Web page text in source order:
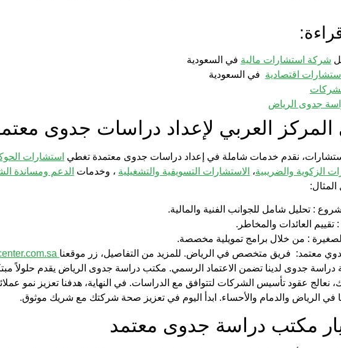
شركة استشارات مالية في السعودية
استشارات اقتصادية في السعودية
جدوى الرياض
المركز العربي لإعداد دراسات جدوى
، نقدم خدمات شاملة في إعداد دراسات جدوى معتمدة تغطي استشارات
الزكوية والضريبية، الاستشارات التسويقية والتشغيلية ، وخدمات الدعم ومساندة
: تحليل شامل للجوانب الفنية والمالية.
: تقييم العائدات والمخاطر.
: من خلال برامج تمويلية مخصصة.
معتمد: فريق متخصص في الرياض. للمزيد من التفاصيل، زر موقعنا
دراسة جدوى لدينا تضمن الاعتماد الرسمي. مكتب دراسة جدوى الرياض يقدم حلولاً
نعالج عقود تأسيس الشركات لتتوافق مع الدراسات. في النهاية، هدفنا تعزيز نمو
في الرياض والدمام والأحساء. ابدأ اليوم في تعزيز صحة شركتك مع شريك موثوق.
مكتب دراسة جدوى معتمد